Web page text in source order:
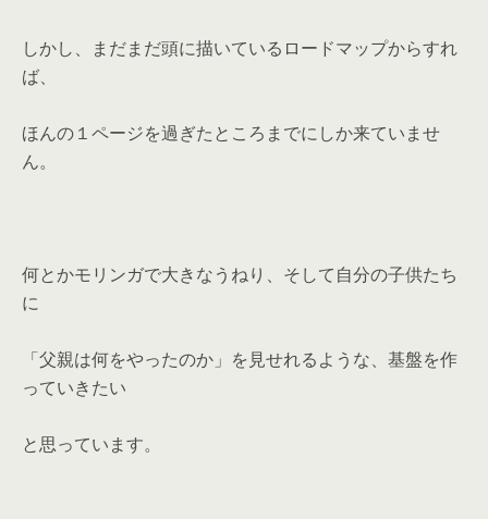
しかし、まだまだ頭に描いているロードマップからすれ
ば、
ほんの１ページを過ぎたところまでにしか来ていませ
ん。
何とかモリンガで大きなうねり、そして自分の子供たち
に
「父親は何をやったのか」を見せれるような、基盤を作
っていきたい
と思っています。